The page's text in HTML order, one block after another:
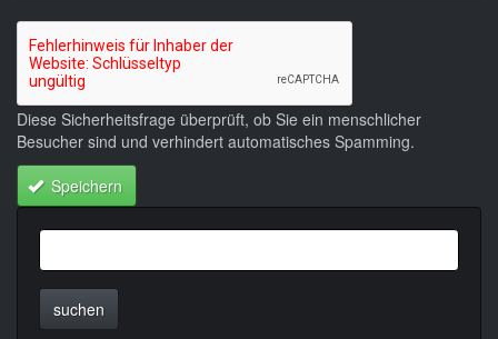
Diese Sicherheitsfrage überprüft, ob Sie ein menschlicher
Besucher sind und verhindert automatisches Spamming.
Speichern
suchen